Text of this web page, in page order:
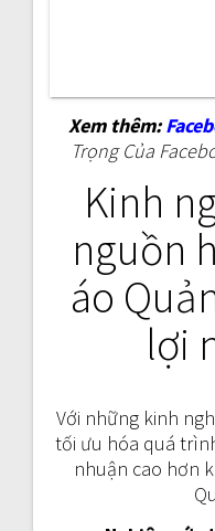
Xem thêm:
Trọng Của
Kinh
nguồn
áo
lợi
Với những kinh
tối ưu hóa quá
nhuận cao hơn